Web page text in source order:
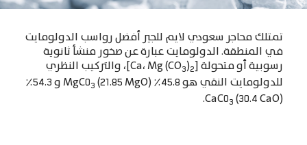
تمتلك محاجر سعودي لايم للجير أفضل رواسب الدولومايت
في المنطقة.الدولومايت عبارة عن صخور منشأ ثانوية
رسوبية أو متحولة[Ca ،Mg (CO3)2
]، والتركيب النظري
للدولومايت النقي هو
٪ 3 (21.85 MgO) و
٪
CaC03 (30.4 CaO).